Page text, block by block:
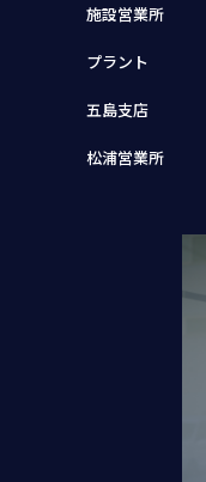
施設営業所
プラント
五島支店
松浦営業所